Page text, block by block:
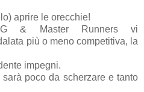
aprire le orecchie!
& Master Runners vi
più o meno competitiva , la
impegni.
sarà poco da scherzare e tanto